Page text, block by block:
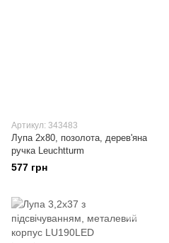
Артикул: 343483
Лупа 2x80, позолота, дерев'яна
ручка Leuchtturm
577 грн